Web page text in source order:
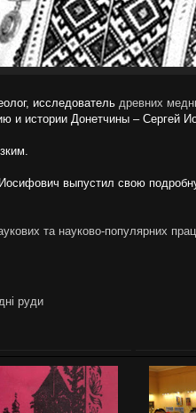
исследователь древних
и истории Донетчины – Сергей
выпустил свою
та науково-популярних
руди